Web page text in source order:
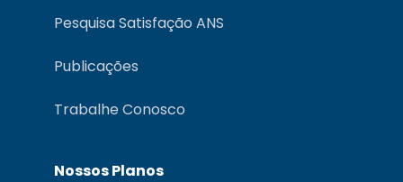
Pesquisa Satisfação ANS
Publicações
Trabalhe Conosco
Nossos Planos